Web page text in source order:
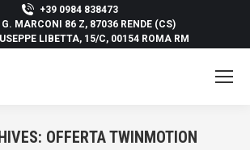
+39 0984 838473
MARCONI 86 Z, 87036 RENDE (CS)
LIBETTA, 15/C, 00154 ROMA RM
OFFERTA TWINMOTION